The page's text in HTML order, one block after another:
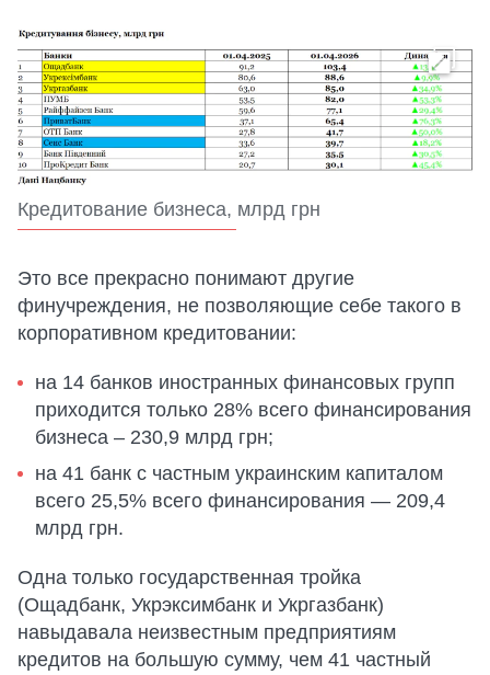
Кредитование бизнеса, млрд грн
Это все прекрасно понимают другие
финучреждения, не позволяющие себе такого в
корпоративном кредитовании:
на 14 банков иностранных финансовых групп
приходится только 28% всего финансирования
бизнеса – 230,9 млрд грн;
на 41 банк с частным украинским капиталом
всего 25,5% всего финансирования — 209,4
млрд грн.
Одна только государственная тройка
(Ощадбанк, Укрэксимбанк и Укргазбанк)
навыдавала неизвестным предприятиям
кредитов на большую сумму, чем 41 частный